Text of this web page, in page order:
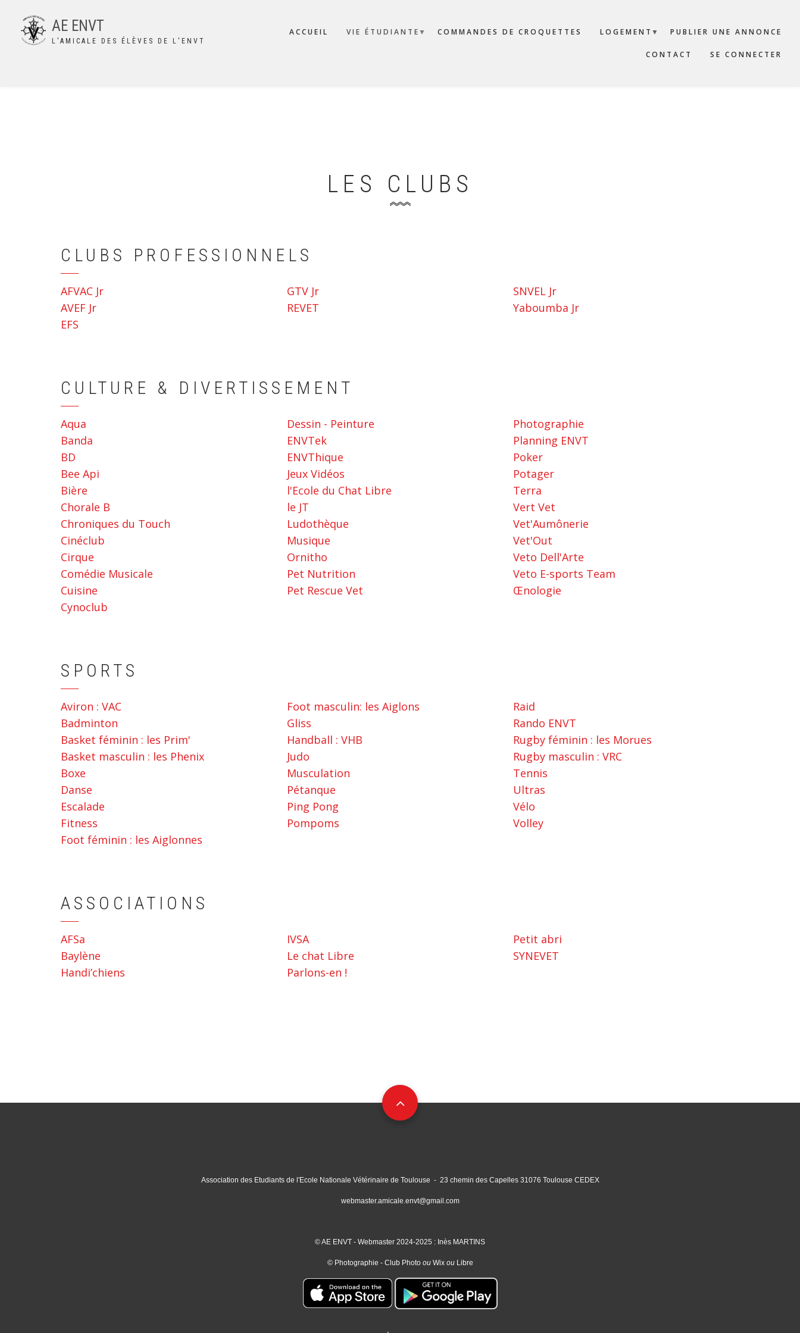
contenu
AE ENVT
L'AMICALE DES ÉLÈVES DE L'ENVT
ACCUEIL VIE ÉTUDIANTE COMMANDES DE CROQUETTES LOGEMENT PUBLIER UNE ANNONCE
CONTACT SE CONNECTER
LES CLUBS
CLUBS PROFESSIONNELS
AFVAC Jr
AVEF Jr
EFS
GTV Jr
REVET
SNVEL Jr
Yaboumba Jr
CULTURE & DIVERTISSEMENT
Aqua
Banda
BD
Bee Api
Bière
Chorale B
Chroniques du Touch
Cinéclub
Cirque
Comédie Musicale
Cuisine
Cynoclub
Dessin - Peinture
ENVTek
ENVThique
Jeux Vidéos
l'Ecole du Chat Libre
le JT
Ludothèque
Musique
Ornitho
Pet Nutrition
Pet Rescue Vet
Photographie
Planning ENVT
Poker
Potager
Terra
Vert Vet
Vet'Aumônerie
Vet'Out
Veto Dell'Arte
Veto E-sports Team
Œnologie
SPORTS
Aviron : VAC
Badminton
Basket féminin : les Prim'
Basket masculin : les Phenix
Boxe
Danse
Escalade
Fitness
Foot féminin : les Aiglonnes
Foot masculin: les Aiglons
Gliss
Handball : VHB
Judo
Musculation
Pétanque
Ping Pong
Pompoms
Raid
Rando ENVT
Rugby féminin : les Morues
Rugby masculin : VRC
Tennis
Ultras
Vélo
Volley
ASSOCIATIONS
AFSa
Baylène
Handi’chiens
IVSA
Le chat Libre
Parlons-en !
Petit abri
SYNEVET
Association des Etudiants de l'Ecole Nationale Vétérinaire de Toulouse - 23 chemin des Capelles 31076 Toulouse CEDEX
webmaster.amicale.envt@gmail.com
© AE ENVT - Webmaster 2024-2025 : Inès MARTINS
© Photographie - Club Photo ouWix ou Libre